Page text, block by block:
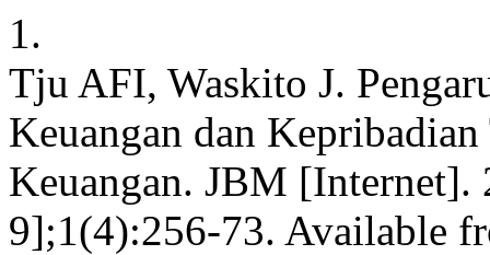
1.
Tju AFI, Waskito J.
Keuangan dan
Keuangan. JBM
9];1(4):256-73. Available